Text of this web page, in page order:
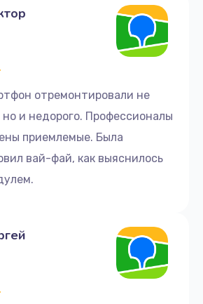
отремонтировали не
но и недорого. Профессионалы
приемлемые. Была
вай-фай, как выяснилось